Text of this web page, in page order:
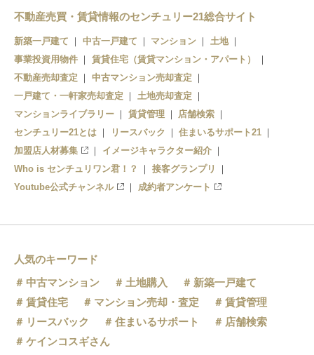
豊中駅
蛍池駅
少路駅
千里中央駅
不動産売買・賃貸情報のセンチュリー21総合サイト
新築一戸建て 中古一戸建て マンション
土地
事業投資用物件
賃貸住宅（賃貸マンション・アパート）
不動産売却査定
中古マンション売却査定
一戸建て・一軒家売却査定
土地売却査定
マンションライブラリー
賃貸管理
店舗検索
センチュリー21とは
リースバック
住まいるサポート21
加盟店人材募集
イメージキャラクター紹介
Who is センチュリワン君！？
接客グランプリ
Youtube公式チャンネル
成約者アンケート
人気のキーワード
中古マンション
土地購入
新築一戸建て
賃貸住宅
マンション売却・査定
賃貸管理
リースバック
住まいるサポート
店舗検索
ケインコスギさん